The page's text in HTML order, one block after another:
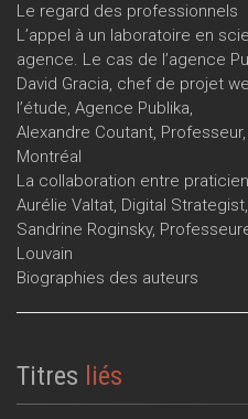
Le regard des professionnels
L’appel à un laboratoire en
agence. Le cas de l’agence
David Gracia, chef de projet
l’étude, Agence Publika,
Alexandre Coutant,
Montréal
La collaboration entre
Aurélie Valtat, Digital
Sandrine Roginsky,
Louvain
Biographies des auteurs
Titres liés